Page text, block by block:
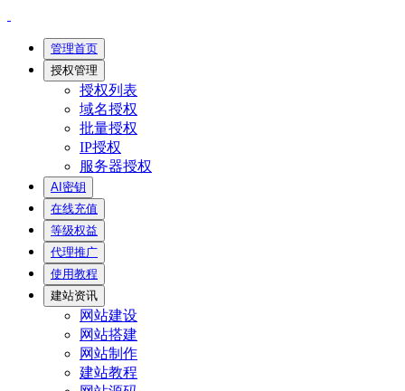
管理首页
授权管理
授权列表
域名授权
批量授权
IP授权
服务器授权
AI密钥
在线充值
等级权益
代理推广
使用教程
建站资讯
网站建设
网站搭建
网站制作
建站教程